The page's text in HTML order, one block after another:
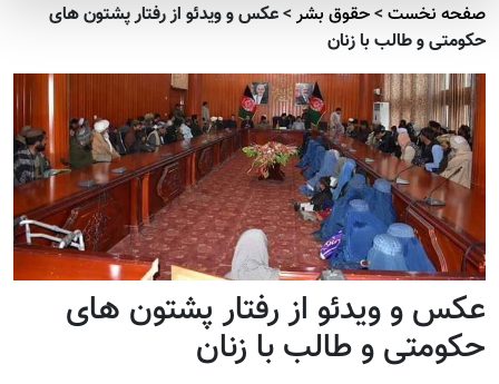
صفحه نخست>حقوق بشر>عکس و ویدئو از رفتار پشتون های
حکومتی و طالب با زنان
عکس و ویدئو از رفتار پشتون های
حکومتی و طالب با زنان